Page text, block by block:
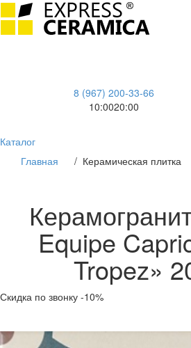
8 (967) 200-33-66
10:0020:00
Каталог
Главная / Керамическая плитка
Equipe
Tropez»
Скидка по звонку -10%